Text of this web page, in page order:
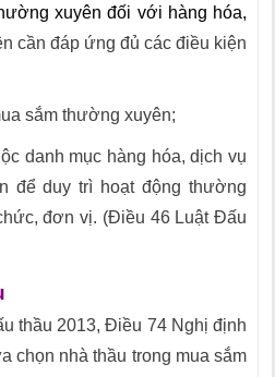
xuyên đối với hàng hóa,
cần đáp ứng đủ các điều kiện
sắm thường xuyên;
danh mục hàng hóa, dịch vụ
để duy trì hoạt động thường
đơn vị. (Điều 46 Luật Đấu
thầu 2013, Điều 74 Nghị định
chọn nhà thầu trong mua sắm